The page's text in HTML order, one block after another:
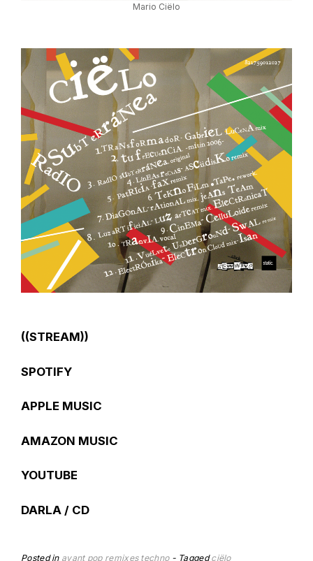
Mario Ciëlo
((STREAM))
SPOTIFY
APPLE MUSIC
AMAZON MUSIC
YOUTUBE
DARLA / CD
Posted in avant pop remixes techno Taggedciëlo